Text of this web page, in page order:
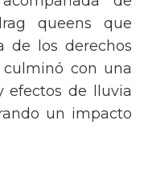
queens que
de los derechos
culminó con una
efectos de lluvia
un impacto